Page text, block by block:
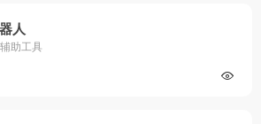
人
助工具